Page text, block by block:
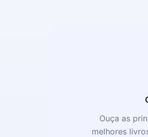
Ouça as
melhores